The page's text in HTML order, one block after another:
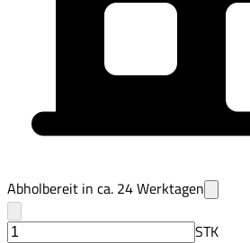
Abholbereit in ca. 24Werktagen
STK